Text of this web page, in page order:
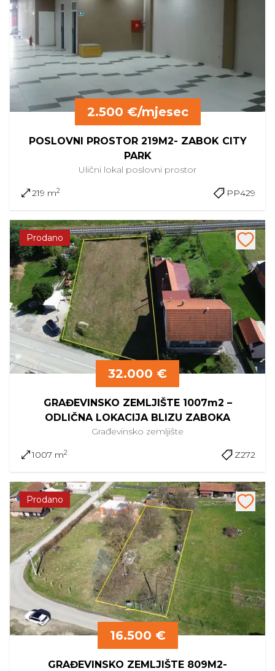
2.500 €/mjesec
POSLOVNI PROSTOR 219M2- ZABOK CITY
PARK
Ulični lokal poslovni prostor
219 m2 PP429
Prodano
32.000 €
GRAĐEVINSKO ZEMLJIŠTE 1007m2 –
ODLIČNA LOKACIJA BLIZU ZABOKA
Građevinsko zemljište
1007 m2 Z272
Prodano
16.500 €
GRAĐEVINSKO ZEMLJIŠTE 809M2-